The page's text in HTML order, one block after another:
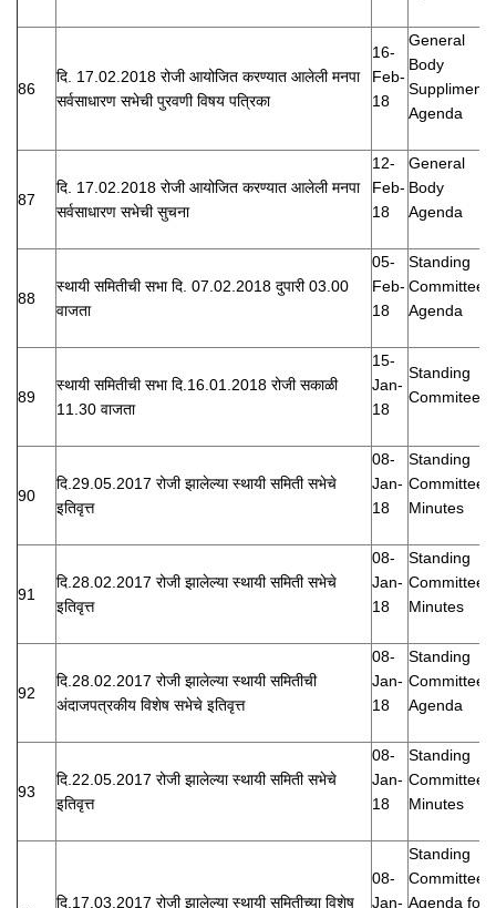
86
दि. 17.02.2018 रोजी आयोजित करण्यात आलेली मनपा
सर्वसाधारण सभेची पुरवणी विषय पत्रिका
16-
Feb-
18
General
Body
Suppliment
Agenda
87
दि. 17.02.2018 रोजी आयोजित करण्यात आलेली मनपा
सर्वसाधारण सभेची सुचना
12-
Feb-
18
General
Body
Agenda
88
स्थायी समितीची सभा दि. 07.02.2018 दुपारी 03.00
वाजता
05-
Feb-
18
Standing
Committee
Agenda
89
स्थायी समितीची सभा दि.16.01.2018 रोजी सकाळी
11.30 वाजता
15-
Jan-
18
Standing
Commitee
90
दि.29.05.2017 रोजी झालेल्या स्थायी समिती सभेचे
इतिवृत्त
08-
Jan-
18
Standing
Committee
Minutes
91
दि.28.02.2017 रोजी झालेल्या स्थायी समिती सभेचे
इतिवृत्त
08-
Jan-
18
Standing
Committee
Minutes
92
दि.28.02.2017 रोजी झालेल्या स्थायी समितीची
अंदाजपत्रकीय विशेष सभेचे इतिवृत्त
08-
Jan-
18
Standing
Committee
Agenda
93
दि.22.05.2017 रोजी झालेल्या स्थायी समिती सभेचे
इतिवृत्त
08-
Jan-
18
Standing
Committee
Minutes
दि.17.03.2017 रोजी झालेल्या स्थायी समितीच्या विशेष
08-
Jan-
Standing
Committee
Agenda for